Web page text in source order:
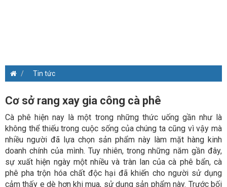
Tin tức
Cơ sở rang xay gia công cà phê
Cà phê hiện nay là một trong những thức uống gần như là
không thể thiếu trong cuộc sống của chúng ta cũng vì vậy mà
nhiều người đã lựa chọn sản phẩm này làm mặt hàng kinh
doanh chính của mình. Tuy nhiên, trong những năm gần đây,
sự xuất hiện ngày một nhiều và tràn lan của cà phê bẩn, cà
phê pha trộn hóa chất độc hại đã khiến cho người sử dụng
cảm thấy e dè hơn khi mua, sử dụng sản phẩm này. Trước bối